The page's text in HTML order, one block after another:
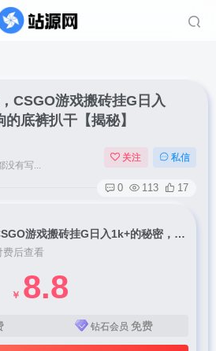
CSGO游戏搬砖挂G日入
底裤扒干【揭秘】
有写...
关注 私信
0 113 17
2026开年重磅解密，CSGO游戏搬砖挂G日入1k+的秘密，把倒狗的底裤扒干【揭秘】
费后查看
￥ 8.8
钻石会员 免费